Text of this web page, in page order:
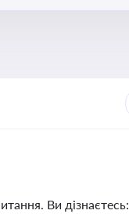
Ви дізнаєтесь: